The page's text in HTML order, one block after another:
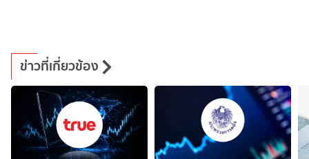
ข่าวที่เกี่ยวข้อง